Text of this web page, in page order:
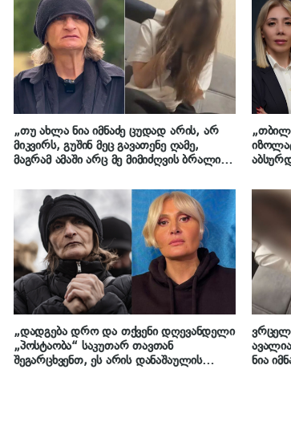
„თუ ახლა ნია იმნაძე ცუდად არის, არ
მიკვირს, გუშინ მეც გავათენე ღამე,
მაგრამ ამაში არც მე მიმიძღვის ბრალი
„დადგება დრო და თქვენი დღევანდელი
„პოსტაობა“ საკუთარ თავთან
შეგარცხვენთ, ეს არის დანაშაულის
ნია